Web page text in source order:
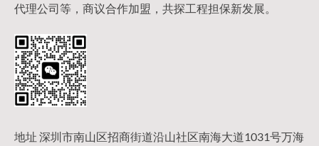
代理公司等，商议合作加盟，共探工程担保新发展。
地址 深圳市南山区招商街道沿山社区南海大道1031号万海